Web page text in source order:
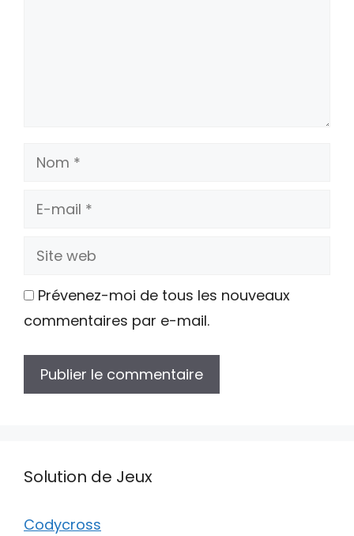
Nom
E-
Site
Prévenez-moi de tous les nouveaux
commentaires par e-mail.
Solution de Jeux
Codycross